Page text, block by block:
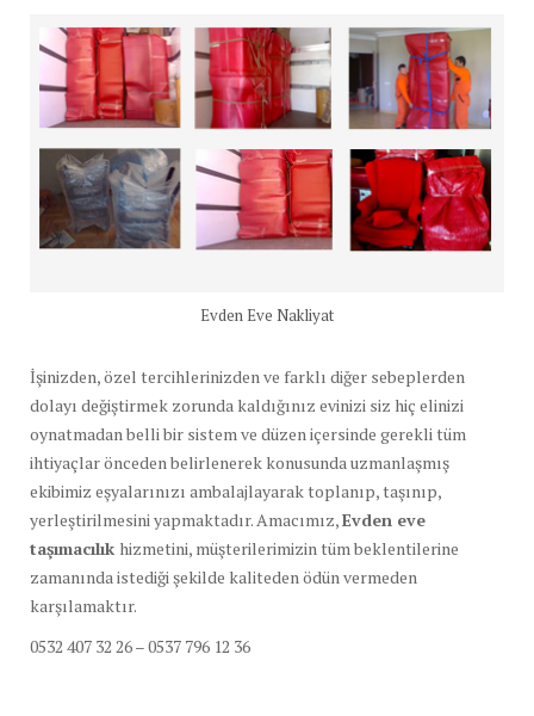
Evden Eve Nakliyat
İşinizden, özel tercihlerinizden ve farklı diğer sebeplerden
dolayı değiştirmek zorunda kaldığınız evinizi siz hiç elinizi
oynatmadan belli bir sistem ve düzen içersinde gerekli tüm
ihtiyaçlar önceden belirlenerek konusunda uzmanlaşmış
ekibimiz eşyalarınızı ambalajlayarak toplanıp, taşınıp,
yerleştirilmesini yapmaktadır. Amacımız,Evden eve
taşımacılık hizmetini, müşterilerimizin tüm beklentilerine
zamanında istediği şekilde kaliteden ödün vermeden
karşılamaktır.
0532 407 32 26 – 0537 796 12 36